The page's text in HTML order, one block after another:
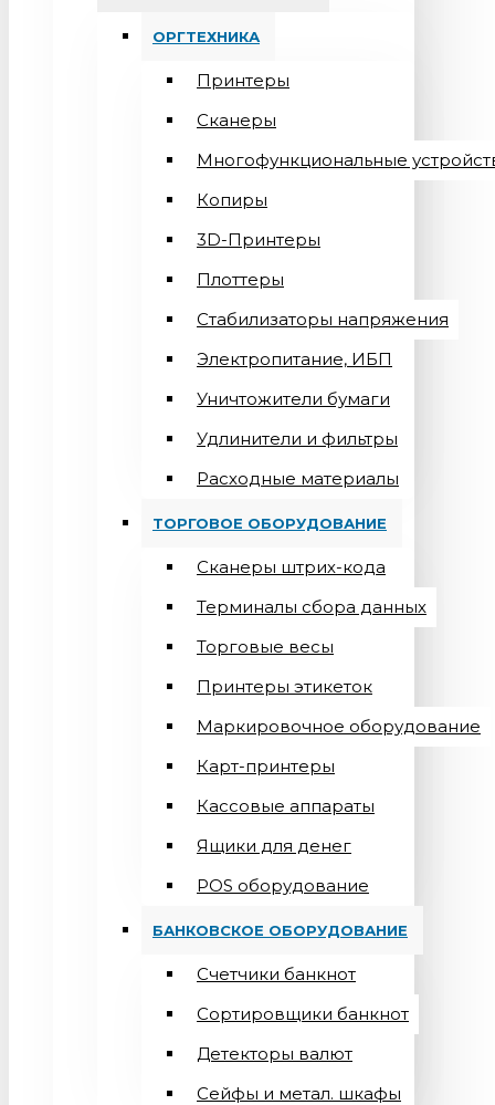
ОРГТЕХНИКА
Принтеры
Сканеры
Многофункциональные
Копиры
3D-Принтеры
Плоттеры
Стабилизаторы напряжения
Электропитание, ИБП
Уничтожители бумаги
Удлинители и фильтры
Расходные материалы
ТОРГОВОЕ ОБОРУДОВАНИЕ
Сканеры штрих-кода
Терминалы сбора данных
Торговые весы
Принтеры этикеток
Маркировочное оборудование
Карт-принтеры
Кассовые аппараты
Ящики для денег
POS оборудование
БАНКОВСКОЕ ОБОРУДОВАНИЕ
Счетчики банкнот
Сортировщики банкнот
Детекторы валют
Сейфы и метал. шкафы